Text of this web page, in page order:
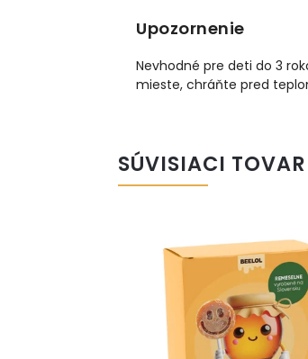
Upozornenie
Nevhodné pre deti do 3
mieste, chráňte pred
SÚVISIACI TOVAR